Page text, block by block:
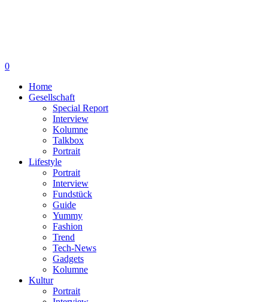
0
Home
Gesellschaft
Special Report
Interview
Kolumne
Talkbox
Portrait
Lifestyle
Portrait
Interview
Fundstück
Guide
Yummy
Fashion
Trend
Tech-News
Gadgets
Kolumne
Kultur
Portrait